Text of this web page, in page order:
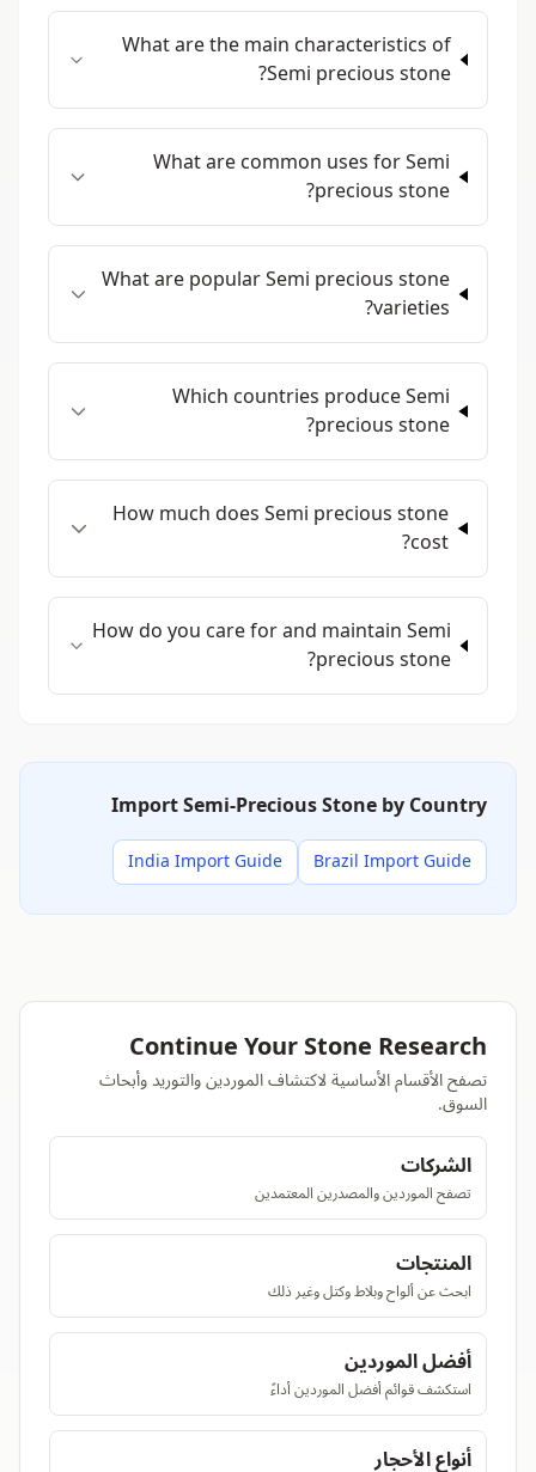
What are the main characteristics of
Semi precious stone?
What are common uses for Semi
precious stone?
What are popular Semi precious stone
varieties?
Which countries produce Semi
precious stone?
How much does Semi precious stone
cost?
How do you care for and maintain Semi
precious stone?
Import Semi-Precious Stone by Country
Brazil Import Guide
India Import Guide
Continue Your Stone Research
تصفح الأقسام الأساسية لاكتشاف الموردين والتوريد وأبحاث
السوق.
الشركات
تصفح الموردين والمصدرين المعتمدين
المنتجات
ابحث عن ألواح وبلاط وكتل وغير ذلك
أفضل الموردين
استكشف قوائم أفضل الموردين أداءً
أنواع الأحجار